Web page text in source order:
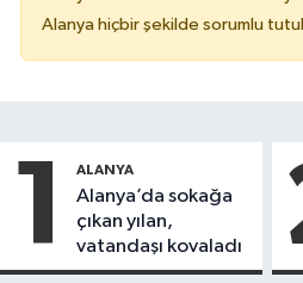
Alanya hiçbir şekilde sorumlu
1 ALANYA
Alanya’da sokağa
çıkan yılan,
vatandaşı kovaladı